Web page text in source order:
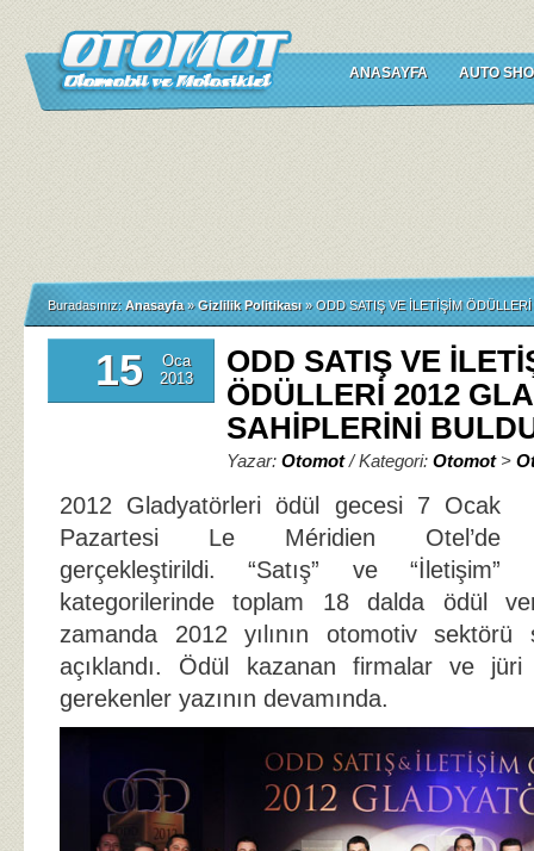
ANASAYFA AUTO
Buradasınız: Anasayfa » Gizlilik Politikası » ODD SATIŞ VE İLETİŞİM
15
Oca
2013
ODD SATIŞ VE
ÖDÜLLERİ 2012
SAHİPLERİNİ
Yazar: Otomot/ Kategori: Otomot>
2012 Gladyatörleri ödül gecesi 7 Ocak
Pazartesi Le Méridien Otel’de
gerçekleştirildi. “Satış” ve “İletişim”
kategorilerinde toplam 18 dalda ödül
zamanda 2012 yılının otomotiv sektörü
açıklandı. Ödül kazanan firmalar ve jüri
gerekenler yazının devamında.